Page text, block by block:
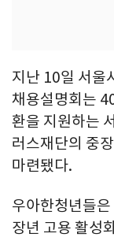
지난 10일 서울
채용설명회는
환을 지원하는
러스재단의 중
마련됐다.
우아한청년들
장년 고용 활성